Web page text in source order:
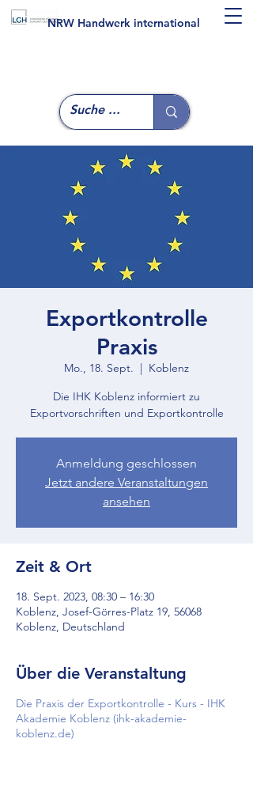
NRW Handwerk international
Exportkontrolle
Praxis
Mo., 18. Sept.
  |
Koblenz
Die IHK Koblenz informiert zu
Exportvorschriften und Exportkontrolle
Anmeldung geschlossen
Jetzt andere Veranstaltungen
ansehen
Zeit & Ort
18. Sept. 2023, 08:30 – 16:30
Koblenz, Josef-Görres-Platz 19, 56068
Koblenz, Deutschland
Über die Veranstaltung
Die Praxis der Exportkontrolle - Kurs - IHK
Akademie Koblenz (ihk-akademie-
koblenz.de)